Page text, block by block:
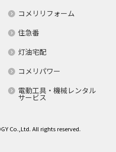
コメリリフォーム
住急番
灯油宅配
コメリパワー
電動工具・機械レンタル
サービス
Co.,Ltd. All rights reserved.